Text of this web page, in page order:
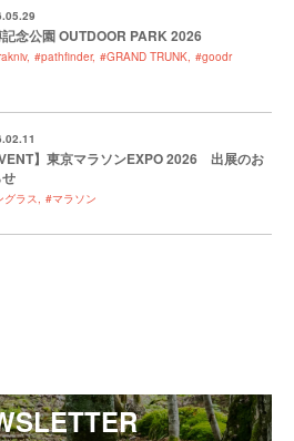
念公園 OUTDOOR PARK 2026
#pathfinder #GRAND TRUNK #goodr
】東京マラソンEXPO 2026 出展のお
グラス #マラソン